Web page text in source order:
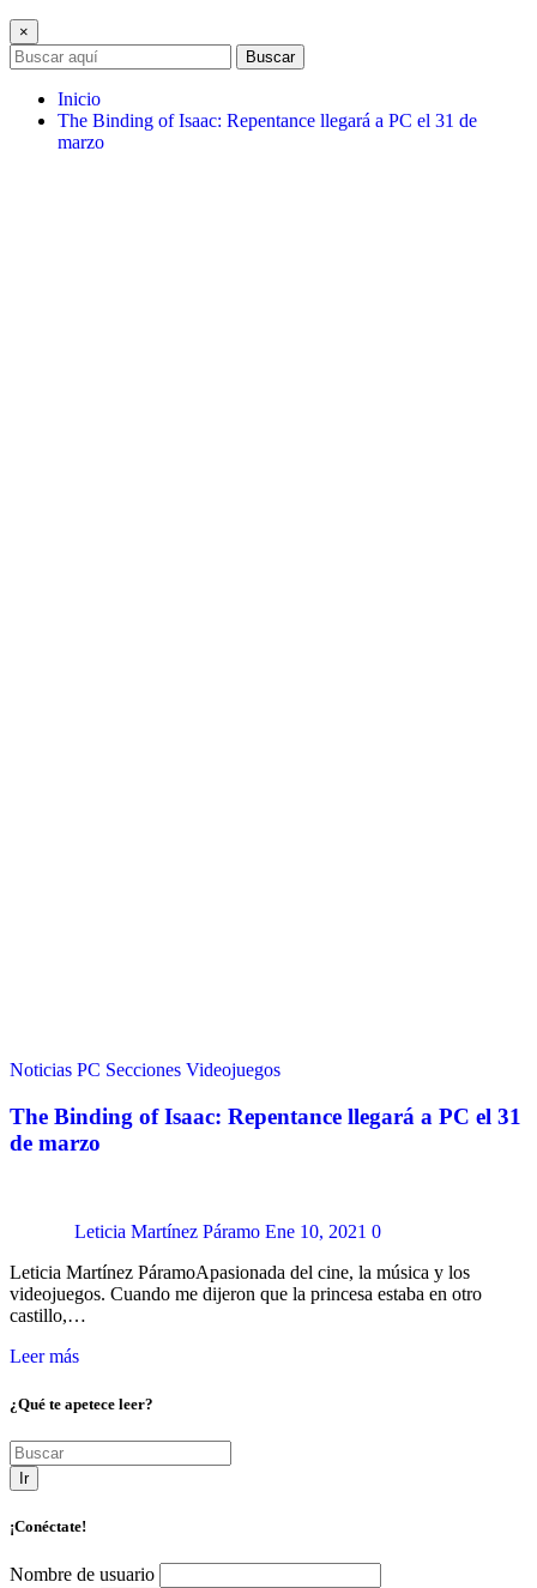
×
Buscar
Inicio
The Binding of Isaac: Repentance llegará a PC el 31 de
marzo
Noticias PC Secciones Videojuegos
The Binding of Isaac: Repentance llegará a PC el 31
de marzo
Leticia Martínez Páramo Ene 10, 2021 0
Leticia Martínez PáramoApasionada del cine, la música y los
videojuegos. Cuando me dijeron que la princesa estaba en otro
castillo,…
Leer más
¿Qué te apetece leer?
Ir
¡Conéctate!
Nombre de usuario